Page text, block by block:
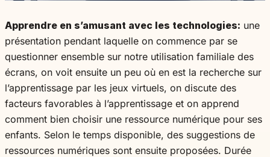
Apprendre en s’amusant avec les technologies: une
présentation pendant laquelle on commence par se
questionner ensemble sur notre utilisation familiale des
écrans, on voit ensuite un peu où en est la recherche sur
l’apprentissage par les jeux virtuels, on discute des
facteurs favorables à l’apprentissage et on apprend
comment bien choisir une ressource numérique pour ses
enfants. Selon le temps disponible, des suggestions de
ressources numériques sont ensuite proposées. Durée